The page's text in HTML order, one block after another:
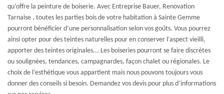
qu’offre la peinture de boiserie. Avec Entreprise Bauer, Renovation
Tarnaise , toutes les parties bois de votre habitation à Sainte Gemme
pourront bénéficier d’une personnalisation selon vos goûts. Vous pourrez
ainsi opter pour des teintes naturelles pour en conserver l’aspect vieilli,
apporter des teintes originales... Les boiseries pourront se faire discrètes
ou soulignées, tendances, campagnardes, façon chalet ou régionales. Le
choix de l’esthétique vous appartient mais nous pouvons toujours vous
donner des conseils si besoin. Demandez vos devis pour plus d’informations